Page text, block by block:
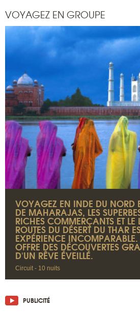
VOYAGEZ EN GROUPE
VOYAGEZ EN INDE DU NORD
DE MAHARAJAS, LES
RICHES COMMERÇANTS ET LE
ROUTES DU DÉSERT DU THAR
EXPÉRIENCE
OFFRE DES DÉCOUVERTES
D'UN RÊVE ÉVEILLÉ.
Circuit - 10 nuits
PUBLICITÉ